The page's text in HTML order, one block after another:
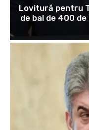
Lovitură pentru
de bal de 400